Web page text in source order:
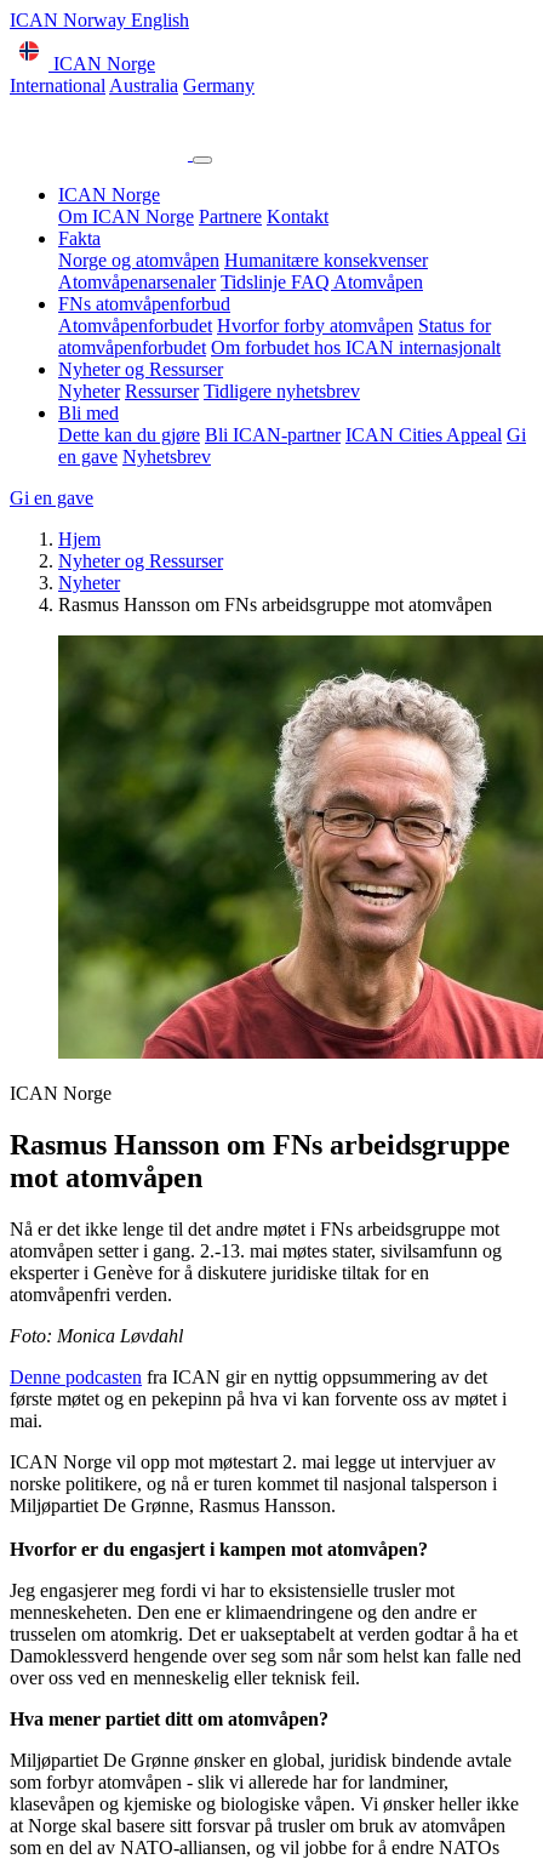
ICAN Norway English
ICAN Norge
International Australia Germany
ICAN Norge
Om ICAN Norge Partnere Kontakt
Fakta
Norge og atomvåpen Humanitære konsekvenser
Atomvåpenarsenaler Tidslinje FAQ Atomvåpen
FNs atomvåpenforbud
Atomvåpenforbudet Hvorfor forby atomvåpen Status for
atomvåpenforbudet Om forbudet hos ICAN internasjonalt
Nyheter og Ressurser
Nyheter Ressurser Tidligere nyhetsbrev
Bli med
Dette kan du gjøre Bli ICAN-partner ICAN Cities Appeal Gi
en gave Nyhetsbrev
Gi en gave
Hjem
Nyheter og Ressurser
Nyheter
Rasmus Hansson om FNs arbeidsgruppe mot atomvåpen
ICAN Norge
Rasmus Hansson om FNs arbeidsgruppe
mot atomvåpen
Nå er det ikke lenge til det andre møtet i FNs arbeidsgruppe mot
atomvåpen setter i gang. 2.-13. mai møtes stater, sivilsamfunn og
eksperter i Genève for å diskutere juridiske tiltak for en
atomvåpenfri verden.
Foto: Monica Løvdahl
Denne podcasten fra ICAN gir en nyttig oppsummering av det
første møtet og en pekepinn på hva vi kan forvente oss av møtet i
mai.
ICAN Norge vil opp mot møtestart 2. mai legge ut intervjuer av
norske politikere, og nå er turen kommet til nasjonal talsperson i
Miljøpartiet De Grønne, Rasmus Hansson.
Hvorfor er du engasjert i kampen mot atomvåpen?
Jeg engasjerer meg fordi vi har to eksistensielle trusler mot
menneskeheten. Den ene er klimaendringene og den andre er
trusselen om atomkrig. Det er uakseptabelt at verden godtar å ha et
Damoklessverd hengende over seg som når som helst kan falle ned
over oss ved en menneskelig eller teknisk feil.
Hva mener partiet ditt om atomvåpen?
Miljøpartiet De Grønne ønsker en global, juridisk bindende avtale
som forbyr atomvåpen - slik vi allerede har for landminer,
klasevåpen og kjemiske og biologiske våpen. Vi ønsker heller ikke
at Norge skal basere sitt forsvar på trusler om bruk av atomvåpen
som en del av NATO-alliansen, og vil jobbe for å endre NATOs